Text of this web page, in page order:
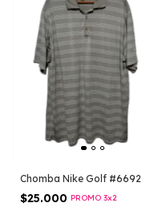
Chomba Nike Golf #6692
$25.000 PROMO 3x2